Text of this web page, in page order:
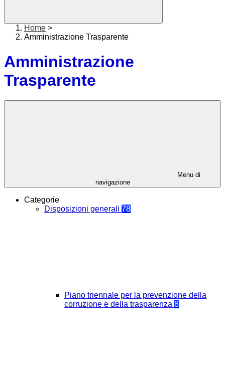
Home >
Amministrazione Trasparente
Amministrazione
Trasparente
Menu di
navigazione
Categorie
Disposizioni generali 78
Piano triennale per la prevenzione della
corruzione e della trasparenza 8